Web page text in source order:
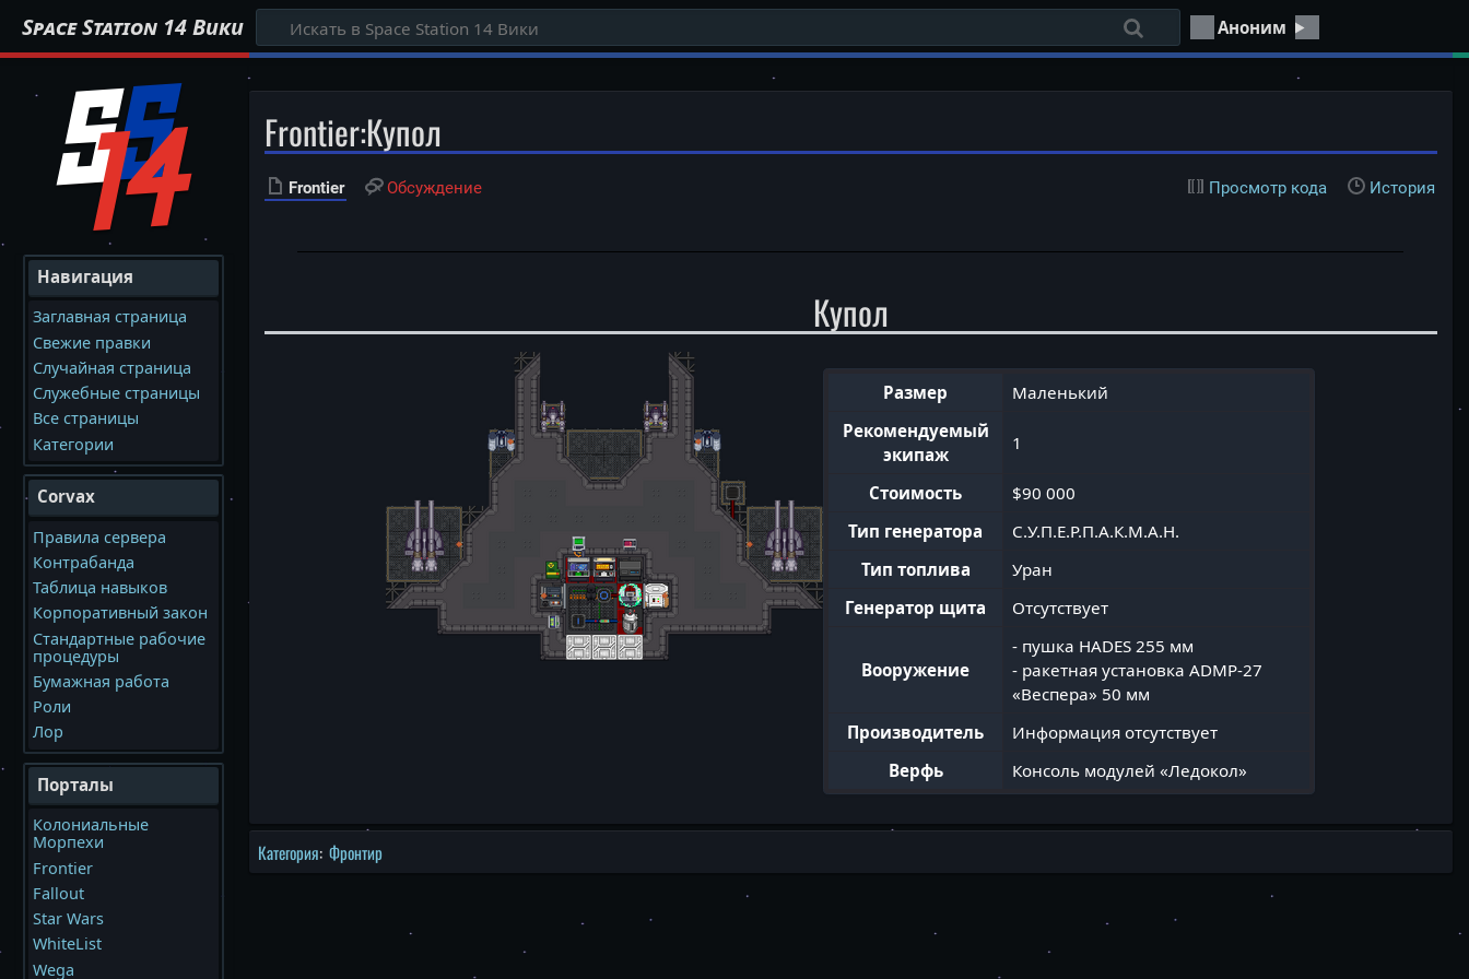
Аноним
Space Station 14 Вики
Frontier:Купол
Frontier Обсуждение Просмотр кода История
Купол
Размер
Маленький
Рекомендуемый
экипаж
1
Стоимость
$90 000
Тип генератора
С.У.П.Е.Р.П.А.К.М.А.Н.
Тип топлива
Уран
Генератор щита
Отсутствует
Вооружение
- пушка HADES 255 мм
- ракетная установка ADMP-27
«Веспера» 50 мм
Производитель
Информация отсутствует
Верфь
Консоль модулей «Ледокол»
Категория: Фронтир
Навигация
Заглавная страница
Свежие правки
Случайная страница
Служебные страницы
Все страницы
Категории
Corvax
Правила сервера
Контрабанда
Таблица навыков
Корпоративный закон
Стандартные рабочие
процедуры
Бумажная работа
Роли
Лор
Порталы
Колониальные
Морпехи
Frontier
Fallout
Star Wars
WhiteList
Wega